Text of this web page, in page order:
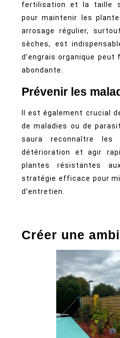
fertilisation et la taille
pour maintenir les
arrosage régulier,
sèches, est
d’engrais organique
abondante.
Prévenir les
Il est également crucial
de maladies ou de
saura reconnaître les
détérioration et agir
plantes résistantes
stratégie efficace pour
d’entretien.
Créer une